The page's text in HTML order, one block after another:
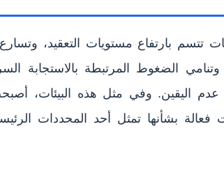
بارتفاع مستويات التعقيد، وتسارع
وتنامي الضغوط المرتبطة بالاستجابة
اليقين. وفي مثل هذه البيئات،
فعالة بشأنها تمثل أحد المحددات